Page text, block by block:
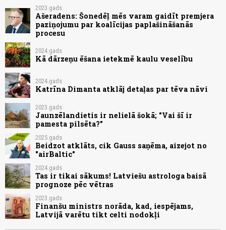
2023.gads
Ašeradens: Šonedēļ mēs varam gaidīt premjera
paziņojumu par koalīcijas paplašināšanās
procesu
2024.gads
Kā dārzeņu ēšana ietekmē kaulu veselību
2024.gads
Katrīna Dimanta atklāj detaļas par tēva nāvi
2023.gads
Jaunzēlandietis ir nelielā šokā; "Vai šī ir
pamesta pilsēta?"
2025.gads
Beidzot atklāts, cik Gauss saņēma, aizejot no
"airBaltic"
2024.gads
Tas ir tikai sākums! Latviešu astrologa baisā
prognoze pēc vētras
2023.gads
Finanšu ministrs norāda, kad, iespējams,
Latvijā varētu tikt celti nodokļi